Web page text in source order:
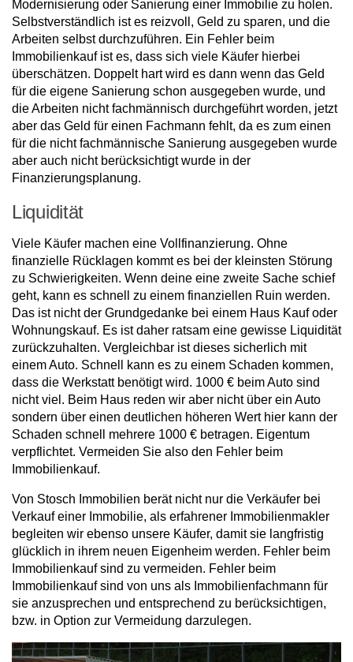
Modernisierung oder Sanierung einer Immobilie zu holen.
Selbstverständlich ist es reizvoll, Geld zu sparen, und die
Arbeiten selbst durchzuführen. Ein Fehler beim
Immobilienkauf ist es, dass sich viele Käufer hierbei
überschätzen. Doppelt hart wird es dann wenn das Geld
für die eigene Sanierung schon ausgegeben wurde, und
die Arbeiten nicht fachmännisch durchgeführt worden, jetzt
aber das Geld für einen Fachmann fehlt, da es zum einen
für die nicht fachmännische Sanierung ausgegeben wurde
aber auch nicht berücksichtigt wurde in der
Finanzierungsplanung.
Liquidität
Viele Käufer machen eine Vollfinanzierung. Ohne
finanzielle Rücklagen kommt es bei der kleinsten Störung
zu Schwierigkeiten. Wenn deine eine zweite Sache schief
geht, kann es schnell zu einem finanziellen Ruin werden.
Das ist nicht der Grundgedanke bei einem Haus Kauf oder
Wohnungskauf. Es ist daher ratsam eine gewisse Liquidität
zurückzuhalten. Vergleichbar ist dieses sicherlich mit
einem Auto. Schnell kann es zu einem Schaden kommen,
dass die Werkstatt benötigt wird. 1000 € beim Auto sind
nicht viel. Beim Haus reden wir aber nicht über ein Auto
sondern über einen deutlichen höheren Wert hier kann der
Schaden schnell mehrere 1000 € betragen. Eigentum
verpflichtet. Vermeiden Sie also den Fehler beim
Immobilienkauf.
Von Stosch Immobilien berät nicht nur die Verkäufer bei
Verkauf einer Immobilie, als erfahrener Immobilienmakler
begleiten wir ebenso unsere Käufer, damit sie langfristig
glücklich in ihrem neuen Eigenheim werden. Fehler beim
Immobilienkauf sind zu vermeiden. Fehler beim
Immobilienkauf sind von uns als Immobilienfachmann für
sie anzusprechen und entsprechend zu berücksichtigen,
bzw. in Option zur Vermeidung darzulegen.